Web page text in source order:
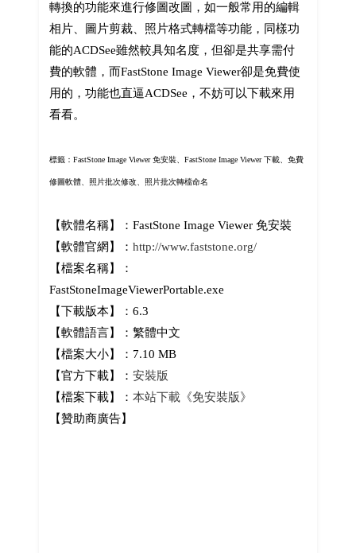
轉換的功能來進行修圖改圖，如一般常用的編輯
相片、圖片剪裁、照片格式轉檔等功能，同樣功
能的ACDSee雖然較具知名度，但卻是共享需付
費的軟體，而FastStone Image Viewer卻是免費使
用的，功能也直逼ACDSee，不妨可以下載來用
看看。
標籤：FastStone Image Viewer 免安裝、 FastStone Image Viewer 下載、免費
修圖軟體、照片批次修改、照片批次轉檔命名
【軟體名稱】：FastStone Image Viewer 免安裝
【軟體官網】： http://www.faststone.org/
【檔案名稱】：
FastStoneImageViewerPortable.exe
【下載版本】：6.3
【軟體語言】：繁體中文
【檔案大小】：7.10 MB
【官方下載】： 安裝版
【檔案下載】： 本站下載《免安裝版》
【贊助商廣告】